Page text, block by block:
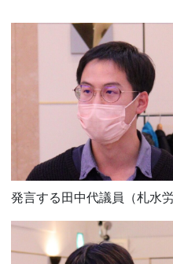
発言する田中代議員（札水労